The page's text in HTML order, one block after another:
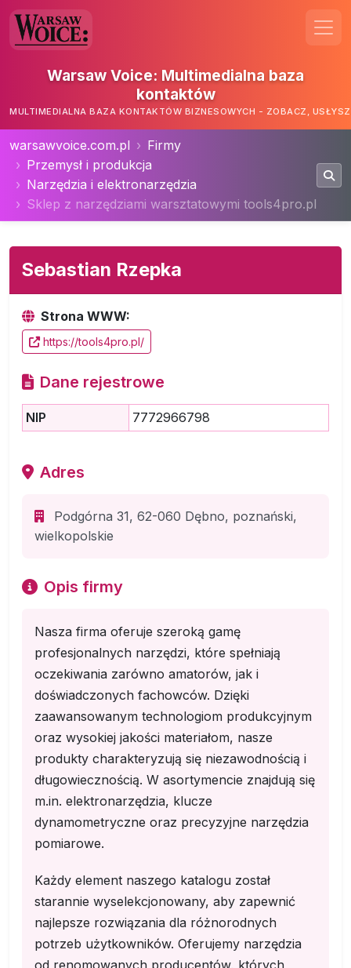
Warsaw Voice: Multimedialna baza
kontaktów
MULTIMEDIALNA BAZA KONTAKTÓW BIZNESOWYCH - ZOBACZ,
warsawvoice.com.pl
Firmy
Przemysł i produkcja
Narzędzia i elektronarzędzia
Sklep z narzędziami warsztatowymi tools4pro.pl
Sebastian Rzepka
Strona WWW:
https://tools4pro.pl/
Dane rejestrowe
NIP 7772966798
Adres
Podgórna 31, 62-060 Dębno, poznański,
wielkopolskie
Opis firmy
Nasza firma oferuje szeroką gamę
profesjonalnych narzędzi, które spełniają
oczekiwania zarówno amatorów, jak i
doświadczonych fachowców. Dzięki
zaawansowanym technologiom produkcyjnym
oraz wysokiej jakości materiałom, nasze
produkty charakteryzują się niezawodnością i
długowiecznością. W asortymencie znajdują się
m.in. elektronarzędzia, klucze
dynamometryczne oraz precyzyjne narzędzia
pomiarowe.
Każdy element naszego katalogu został
starannie wyselekcjonowany, aby zapewnić
najlepsze rozwiązania dla różnorodnych
potrzeb użytkowników. Oferujemy narzędzia
od renomowanych producentów, których